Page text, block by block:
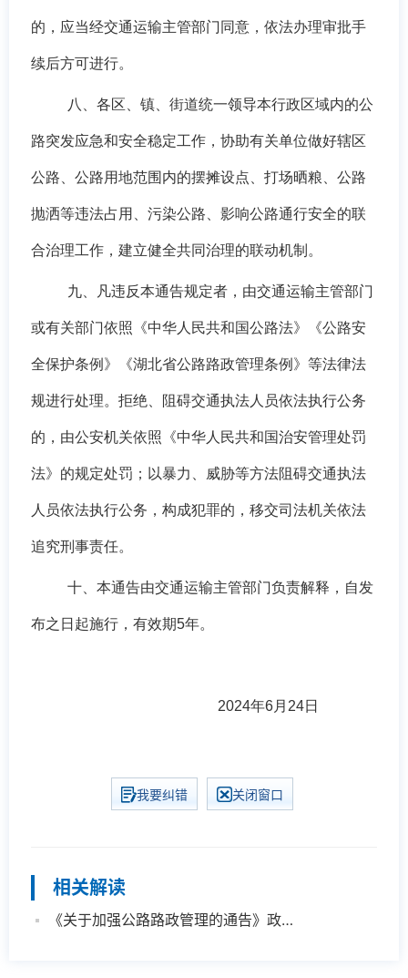
的，应当经交通运输主管部门同意，依法办理审批手
续后方可进行。
八、各区、镇、街道统一领导本行政区域内的公
路突发应急和安全稳定工作，协助有关单位做好辖区
公路、公路用地范围内的摆摊设点、打场晒粮、公路
抛洒等违法占用、污染公路、影响公路通行安全的联
合治理工作，建立健全共同治理的联动机制。
九、凡违反本通告规定者，由交通运输主管部门
或有关部门依照《中华人民共和国公路法》《公路安
全保护条例》《湖北省公路路政管理条例》等法律法
规进行处理。拒绝、阻碍交通执法人员依法执行公务
的，由公安机关依照《中华人民共和国治安管理处罚
法》的规定处罚；以暴力、威胁等方法阻碍交通执法
人员依法执行公务，构成犯罪的， 移交司法机关依法
追究刑事责任。
十、本通告由交通运输主管部门负责解释，自发
布之日起施行，有效期5年。
2024年6月24日
我要纠错 关闭窗口
相关解读
《关于加强公路路政管理的通告》政策解读